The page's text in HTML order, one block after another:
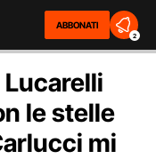
ABBONATI
2
le stelle
mi